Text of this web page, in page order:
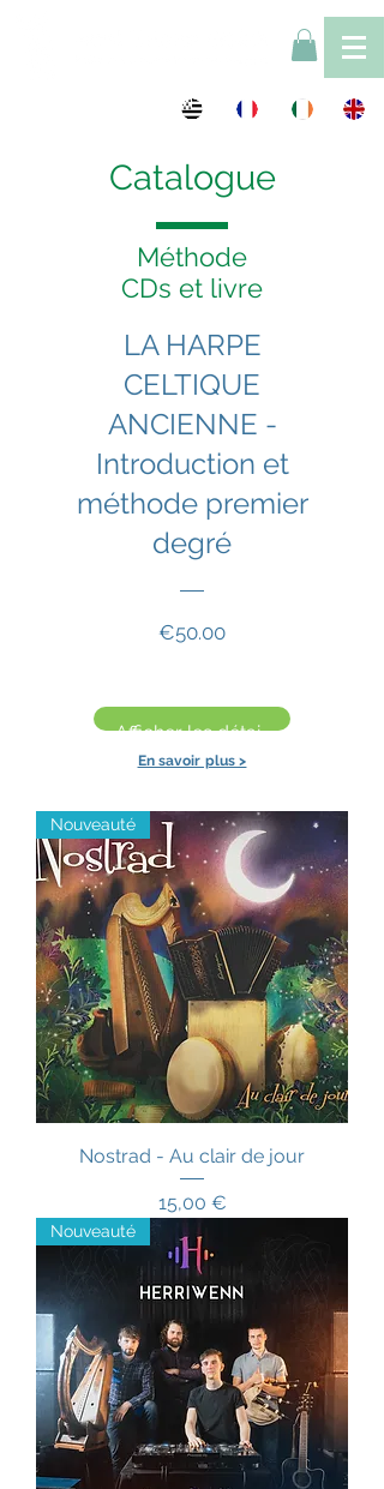
Catalogue
Méthode
CDs et livre
LA HARPE
CELTIQUE
ANCIENNE -
Introduction et
méthode premier
degré
€50.00Prix
Afficher les détails
En savoir plus >
Nouveauté
Nostrad - Au clair de jour
Prix
15,00 €
Nouveauté